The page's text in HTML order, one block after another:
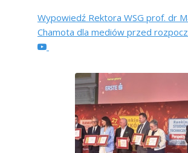
Wypowiedź Rektora WSG prof. dr
Chamota dla mediów przed